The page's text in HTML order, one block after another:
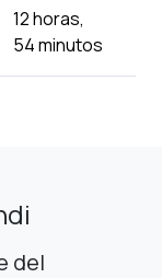
12 horas,
54 minutos
del